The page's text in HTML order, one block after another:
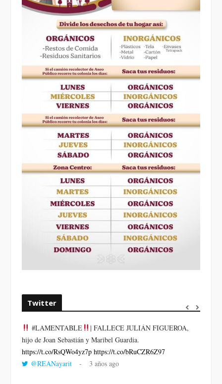
Twitter
#LAMENTABLE
| FALLECE JULIÁN FIGUEROA,
hijo de Joan Sebastián y Maribel Guardia.
https://t.co/RsQWo4yz7p https://t.co/bRuCZR6Z97
@REANayarit
3 años ago